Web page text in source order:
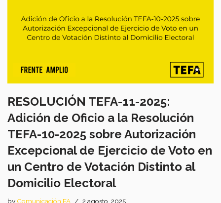
RESOLUCIÓN TEFA-11-2025:
Adición de Oficio a la Resolución
TEFA-10-2025 sobre Autorización
Excepcional de Ejercicio de Voto en
un Centro de Votación Distinto al
Domicilio Electoral
by Comunicación FA 2 agosto, 2025